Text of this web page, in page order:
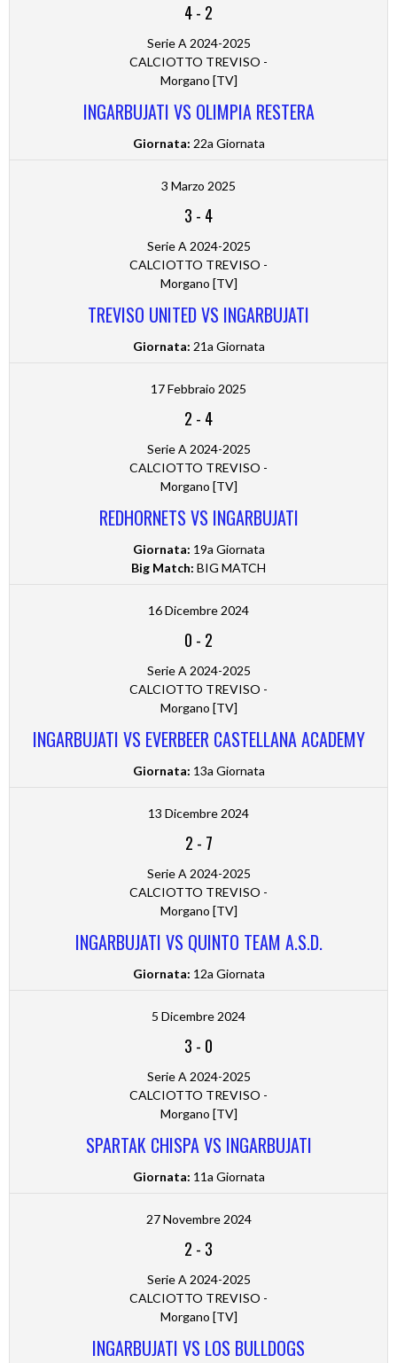
4- 2
Serie A 2024-2025
CALCIOTTO TREVISO -
Morgano [TV]
INGARBUJATI VS OLIMPIA RESTERA
Giornata: 22a Giornata
3 Marzo 2025
3 - 4
Serie A 2024-2025
CALCIOTTO TREVISO -
Morgano [TV]
TREVISO UNITED VS INGARBUJATI
Giornata: 21a Giornata
17 Febbraio 2025
2 - 4
Serie A 2024-2025
CALCIOTTO TREVISO -
Morgano [TV]
REDHORNETS VS INGARBUJATI
Giornata: 19a Giornata
Big Match: BIG MATCH
16 Dicembre 2024
0 - 2
Serie A 2024-2025
CALCIOTTO TREVISO -
Morgano [TV]
INGARBUJATI VS EVERBEER CASTELLANA ACADEMY
Giornata: 13a Giornata
13 Dicembre 2024
2 - 7
Serie A 2024-2025
CALCIOTTO TREVISO -
Morgano [TV]
INGARBUJATI VS QUINTO TEAM A.S.D.
Giornata: 12a Giornata
5 Dicembre 2024
3 - 0
Serie A 2024-2025
CALCIOTTO TREVISO -
Morgano [TV]
SPARTAK CHISPA VS INGARBUJATI
Giornata: 11a Giornata
27 Novembre 2024
2 - 3
Serie A 2024-2025
CALCIOTTO TREVISO -
Morgano [TV]
INGARBUJATI VS LOS BULLDOGS